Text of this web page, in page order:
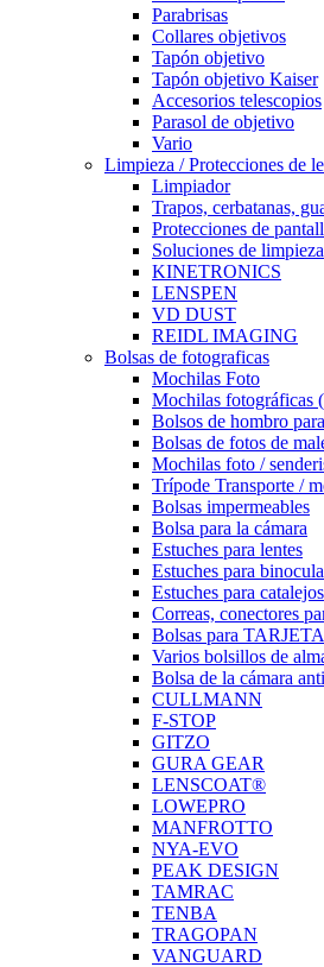
Parabrisas
Collares objetivos
Tapón objetivo
Tapón objetivo Kaiser
Accesorios telescopios
Parasol de objetivo
Vario
Limpieza / Protecciones de
Limpiador
Trapos, cerbatanas,
Protecciones de
Soluciones de limpieza
KINETRONICS
LENSPEN
VD DUST
REIDL IMAGING
Bolsas de fotograficas
Mochilas Foto
Mochilas fotográficas
Bolsos de hombro
Bolsas de fotos de
Mochilas foto /
Trípode Transporte /
Bolsas impermeables
Bolsa para la cámara
Estuches para lentes
Estuches para
Estuches para catalejos
Correas, conectores
Bolsas para
Varios bolsillos de
Bolsa de la cámara
CULLMANN
F-STOP
GITZO
GURA GEAR
LENSCOAT®
LOWEPRO
MANFROTTO
NYA-EVO
PEAK DESIGN
TAMRAC
TENBA
TRAGOPAN
VANGUARD